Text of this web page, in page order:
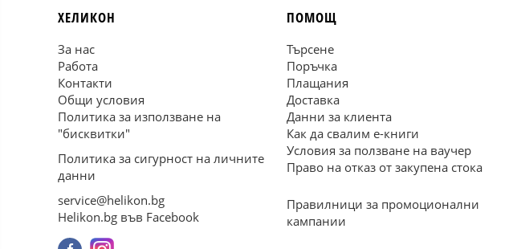
ХЕЛИКОН
За нас
Работа
Контакти
Общи условия
Политика за използване на
"бисквитки"
Политика за сигурност на личните
данни
service@helikon.bg
Helikon.bg във Facebook
ПОМОЩ
Търсене
Поръчка
Плащания
Доставка
Данни за клиента
Как да свалим е-книги
Условия за ползване на ваучер
Право на отказ от закупена стока
Правилници за промоционални
кампании